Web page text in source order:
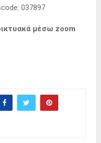
037897
μέσω zoom